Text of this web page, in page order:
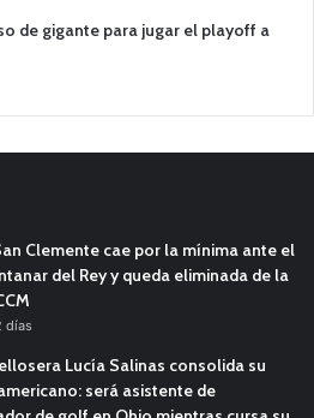
de gigante para jugar el playoff a
Clemente cae por la mínima ante el
del Rey y queda eliminada de la
días
Lucía Salinas consolida su
será asistente de